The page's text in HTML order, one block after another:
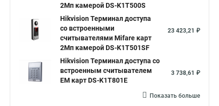
2Мп камерой DS-K1T500S
Hikvision Терминал доступа
со встроенными
считывателями Mifare карт
2Мп камерой DS-K1T501SF
23 423,21 ₽
Hikvision Терминал доступа со
встроенным считывателем
EM карт DS-K1T801E
3 738,61 ₽
Показать больше